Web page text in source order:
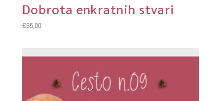
Dobrota enkratnih stvari
€65,00